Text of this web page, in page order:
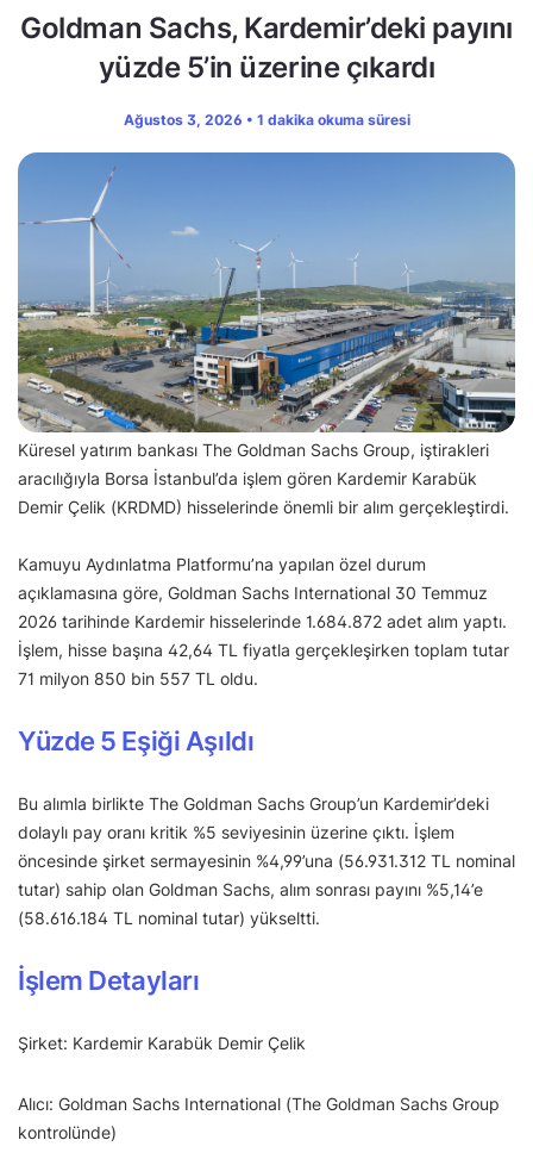
Goldman Sachs, Kardemir’deki payını
yüzde 5’in üzerine çıkardı
Ağustos 3, 2026 • 1 dakika okuma süresi
Küresel yatırım bankası The Goldman Sachs Group, iştirakleri
aracılığıyla Borsa İstanbul’da işlem gören Kardemir Karabük
Demir Çelik (KRDMD) hisselerinde önemli bir alım gerçekleştirdi.
Kamuyu Aydınlatma Platformu’na yapılan özel durum
açıklamasına göre, Goldman Sachs International 30 Temmuz
2026 tarihinde Kardemir hisselerinde 1.684.872 adet alım yaptı.
İşlem, hisse başına 42,64 TL fiyatla gerçekleşirken toplam tutar
71 milyon 850 bin 557 TL oldu.
Yüzde 5 Eşiği Aşıldı
Bu alımla birlikte The Goldman Sachs Group’un Kardemir’deki
dolaylı pay oranı kritik %5 seviyesinin üzerine çıktı. İşlem
öncesinde şirket sermayesinin %4,99’una (56.931.312 TL nominal
tutar) sahip olan Goldman Sachs, alım sonrası payını %5,14’e
(58.616.184 TL nominal tutar) yükseltti.
İşlem Detayları
Şirket: Kardemir Karabük Demir Çelik
Alıcı: Goldman Sachs International (The Goldman Sachs Group
kontrolünde)